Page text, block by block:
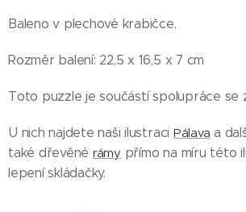
Baleno v plechové krabičce.
Rozměr balení: 22,5 x 16,5 x 7 cm
Toto puzzle je součástí spolupráce se
U nich najdete naši ilustraci Pálava a
také dřevěné rámy přímo na míru této
lepení skládačky.